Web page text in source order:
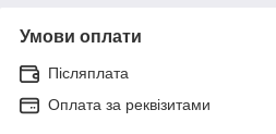
Умови оплати
Післяплата
Оплата за реквізитами